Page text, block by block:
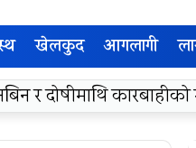
खेलकुद आगलागी
शैक्षिक तथा खेलकुद